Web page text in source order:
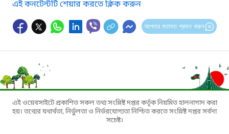
এই কনটেন্টটি শেয়ার করতে ক্লিক করুন
আপনার মতামত প্রদান করুন
এই ওয়েবসাইটে প্রকাশিত সকল তথ্য সংশ্লিষ্ট দপ্তর কর্তৃক নিয়মিত হালনাগাদ করা
হয়। তথ্যের যথার্থতা, নির্ভুলতা ও নির্ভরযোগ্যতা নিশ্চিত করতে সংশ্লিষ্ট দপ্তর সর্বদা
সচেষ্ট।